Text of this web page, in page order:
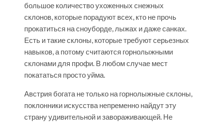
большое количество ухоженных снежных
склонов, которые порадуют всех, кто не прочь
прокатиться на сноуборде, лыжах и даже санках.
Есть и такие склоны, которые требуют серьезных
навыков, а потому считаются горнолыжными
склонами для профи. В любом случае мест
покататься просто уйма.
Австрия богата не только на горнолыжные склоны,
поклонники искусства непременно найдут эту
страну удивительной и завораживающей. Не